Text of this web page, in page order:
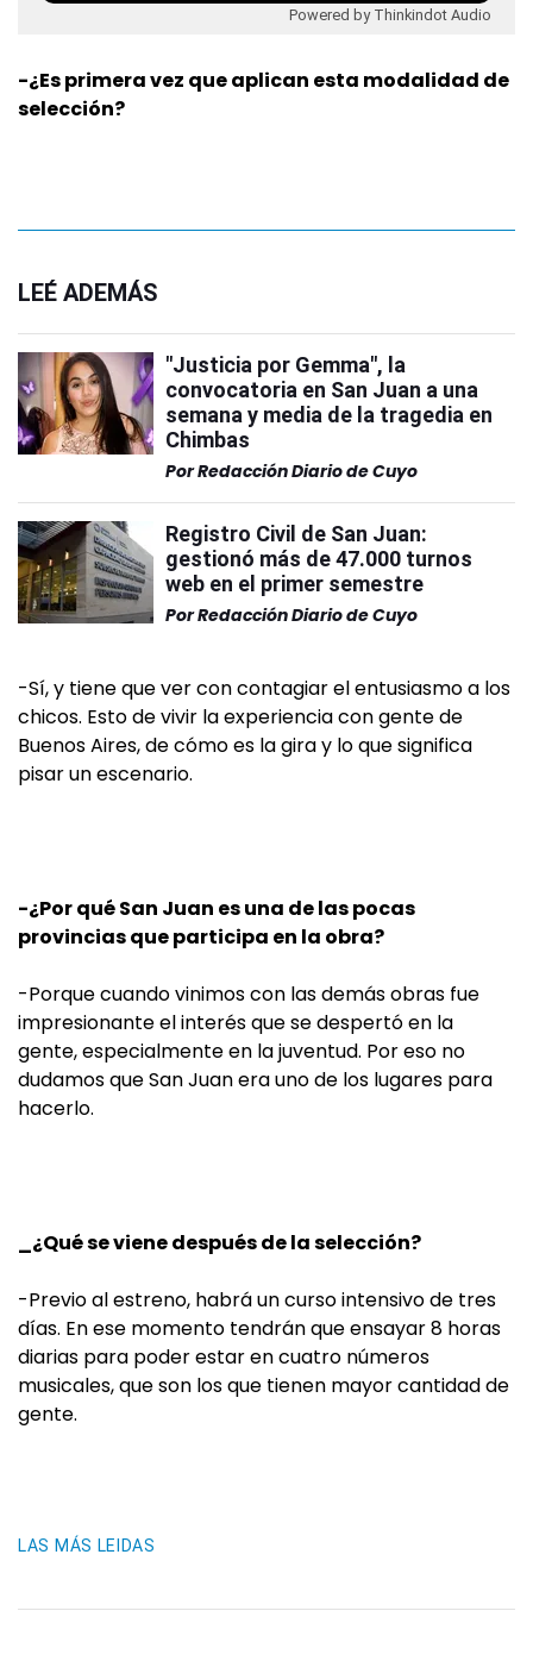
Powered by Thinkindot Audio
-¿Es primera vez que aplican esta modalidad de
selección?
LEÉ ADEMÁS
"Justicia por Gemma", la
convocatoria en San Juan a una
semana y media de la tragedia en
Chimbas
PorRedacción Diario de Cuyo
Registro Civil de San Juan:
gestionó más de 47.000 turnos
web en el primer semestre
PorRedacción Diario de Cuyo
-Sí, y tiene que ver con contagiar el entusiasmo a los
chicos. Esto de vivir la experiencia con gente de
Buenos Aires, de cómo es la gira y lo que significa
pisar un escenario.
-¿Por qué San Juan es una de las pocas
provincias que participa en la obra?
-Porque cuando vinimos con las demás obras fue
impresionante el interés que se despertó en la
gente, especialmente en la juventud. Por eso no
dudamos que San Juan era uno de los lugares para
hacerlo.
_¿Qué se viene después de la selección?
-Previo al estreno, habrá un curso intensivo de tres
días. En ese momento tendrán que ensayar 8 horas
diarias para poder estar en cuatro números
musicales, que son los que tienen mayor cantidad de
gente.
LAS MÁS LEIDAS